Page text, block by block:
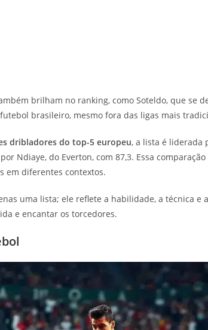
brilham no ranking, como Soteldo, que se
brasileiro, mesmo fora das ligas mais
dribladores do top-5 europeu, a lista é liderada
Ndiaye, do Everton, com 87,3. Essa
em diferentes contextos.
uma lista; ele reflete a habilidade, a técnica
e encantar os torcedores.